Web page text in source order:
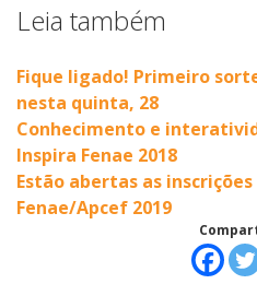
Leia também
Fique ligado! Primeiro
nesta quinta, 28
Conhecimento e
Inspira Fenae 2018
Estão abertas as
Fenae/Apcef 2019